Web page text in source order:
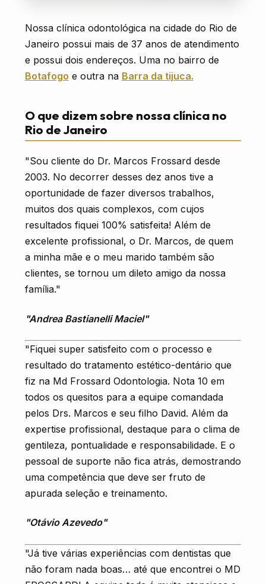
Nossa clínica odontológica na cidade do Rio de
Janeiro possui mais de 37 anos de atendimento
e possui dois endereços. Uma no bairro de
Botafogo e outra na Barra da tijuca.
O que dizem sobre nossa clínica no
Rio de Janeiro
"Sou cliente do Dr. Marcos Frossard desde
2003. No decorrer desses dez anos tive a
oportunidade de fazer diversos trabalhos,
muitos dos quais complexos, com cujos
resultados fiquei 100% satisfeita! Além de
excelente profissional, o Dr. Marcos, de quem
a minha mãe e o meu marido também são
clientes, se tornou um dileto amigo da nossa
família."
"Andrea Bastianelli Maciel"
"Fiquei super satisfeito com o processo e
resultado do tratamento estético-dentário que
fiz na Md Frossard Odontologia. Nota 10 em
todos os quesitos para a equipe comandada
pelos Drs. Marcos e seu filho David. Além da
expertise profissional, destaque para o clima de
gentileza, pontualidade e responsabilidade. E o
pessoal de suporte não fica atrás, demostrando
uma competência que deve ser fruto de
apurada seleção e treinamento.
"Otávio Azevedo"
"Já tive várias experiências com dentistas que
não foram nada boas… até que encontrei o MD